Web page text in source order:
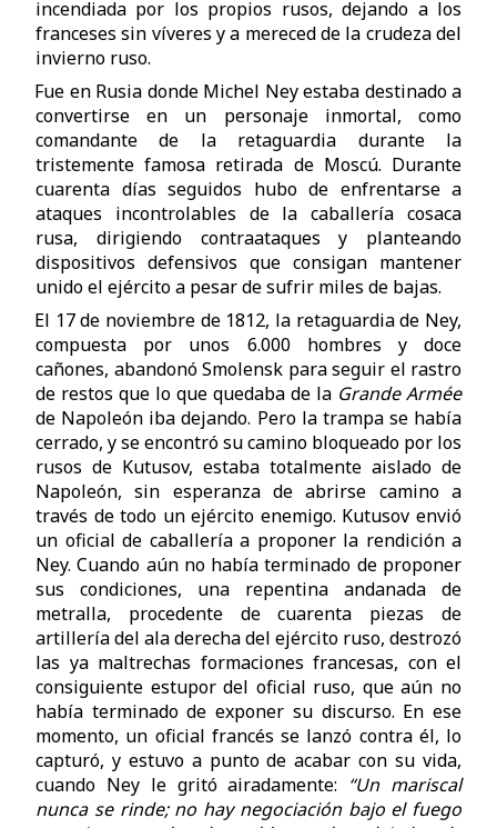
incendiada por los propios rusos, dejando a los
franceses sin víveres y a mereced de la crudeza del
invierno ruso.
Fue en Rusia donde Michel Ney estaba destinado a
convertirse en un personaje inmortal, como
comandante de la retaguardia durante la
tristemente famosa retirada de Moscú. Durante
cuarenta días seguidos hubo de enfrentarse a
ataques incontrolables de la caballería cosaca
rusa, dirigiendo contraataques y planteando
dispositivos defensivos que consigan mantener
unido el ejército a pesar de sufrir miles de bajas.
El 17 de noviembre de 1812, la retaguardia de Ney,
compuesta por unos 6.000 hombres y doce
cañones, abandonó Smolensk para seguir el rastro
de restos que lo que quedaba de la Grande Armée
de Napoleón iba dejando. Pero la trampa se había
cerrado, y se encontró su camino bloqueado por los
rusos de Kutusov, estaba totalmente aislado de
Napoleón, sin esperanza de abrirse camino a
través de todo un ejército enemigo. Kutusov envió
un oficial de caballería a proponer la rendición a
Ney. Cuando aún no había terminado de proponer
sus condiciones, una repentina andanada de
metralla, procedente de cuarenta piezas de
artillería del ala derecha del ejército ruso, destrozó
las ya maltrechas formaciones francesas, con el
consiguiente estupor del oficial ruso, que aún no
había terminado de exponer su discurso. En ese
momento, un oficial francés se lanzó contra él, lo
capturó, y estuvo a punto de acabar con su vida,
cuando Ney le gritó airadamente: “Un mariscal
nunca se rinde; no hay negociación bajo el fuego